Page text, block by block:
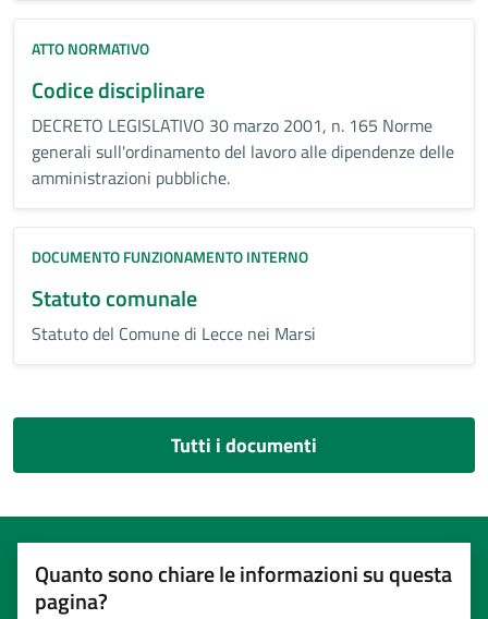
ATTO NORMATIVO
Codice disciplinare
DECRETO LEGISLATIVO 30 marzo 2001, n. 165 Norme
generali sull'ordinamento del lavoro alle dipendenze delle
amministrazioni pubbliche.
DOCUMENTO FUNZIONAMENTO INTERNO
Statuto comunale
Statuto del Comune di Lecce nei Marsi
Tutti i documenti
Quanto sono chiare le informazioni su questa
pagina?